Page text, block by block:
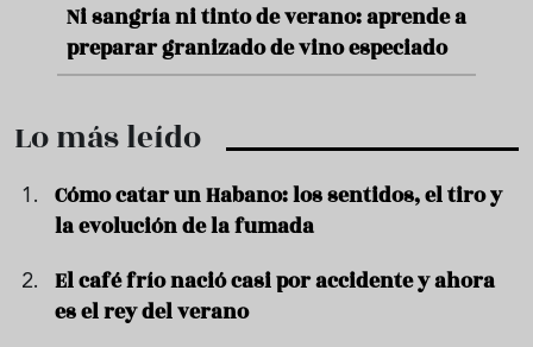
Ni sangría ni tinto de verano: aprende a
preparar granizado de vino especiado
Lo más leído
Cómo catar un Habano: los sentidos, el tiro y
la evolución de la fumada
El café frío nació casi por accidente y ahora
es el rey del verano